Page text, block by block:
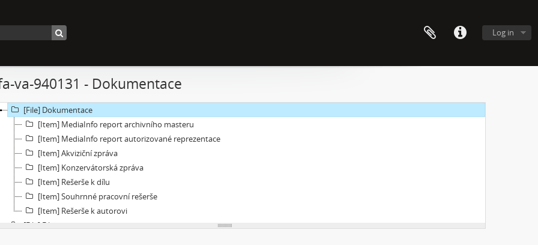
Log in
va-940131 - Dokumentace
[Subseries] The Time
[Subseries] Čas zkoušky
[Subseries] Musica Picta – Hodina slavnosti
[Subseries] Musica Picta – Minuty strachu
[File] Dokumentace
[Item] MediaInfo report archivního masteru
[Item] MediaInfo report autorizované reprezentace
[Item] Akviziční zpráva
[Item] Konzervátorská zpráva
[Item] Rešerše k dílu
[Item] Souhrnné pracovní rešerše
[Item] Rešerše k autorovi
[File] Filmy